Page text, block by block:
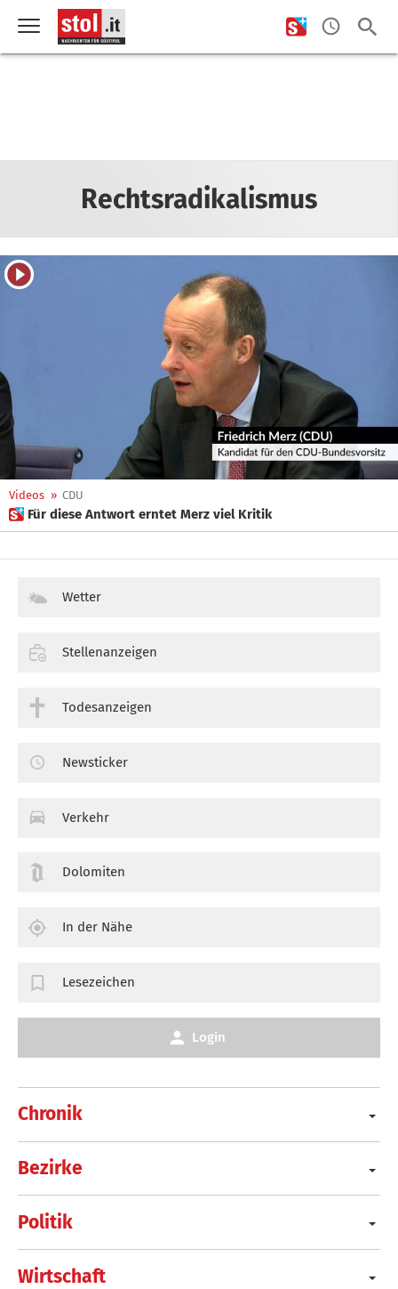
Rechtsradikalismus
Videos » CDU
 Für diese Antwort erntet Merz viel Kritik
Chronik
Bezirke
Politik
Wirtschaft
Wetter
Stellenanzeigen
Todesanzeigen
Newsticker
Verkehr
Dolomiten
In der Nähe
Lesezeichen
Login